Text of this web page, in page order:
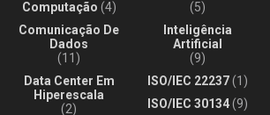
Computação (4)
Comunicação De
Dados
(11)
Data Center Em
Hiperescala
(2)
(5)
Inteligência
Artificial
(9)
ISO/IEC 22237(1)
ISO/IEC 30134(9)